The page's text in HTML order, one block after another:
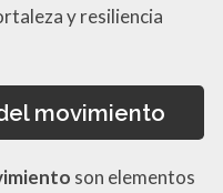
y resiliencia
movimiento
son elementos